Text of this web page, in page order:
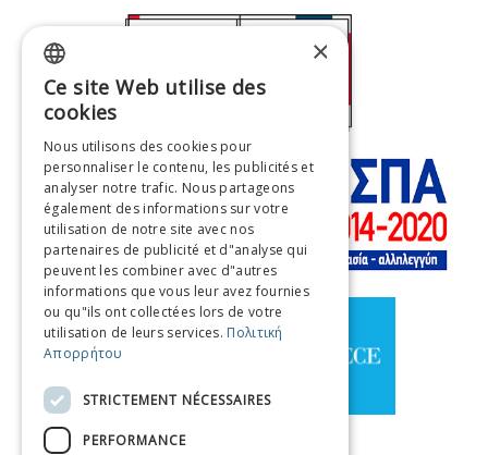
GREEK
FRENCH
ITALIAN
GERMAN
SPANISH
CHINESE (SIMPLIFIED)
CHINESE
×
Ce site Web utilise des
cookies
Nous utilisons des cookies pour
personnaliser le contenu, les publicités et
analyser notre trafic. Nous partageons
également des informations sur votre
utilisation de notre site avec nos
partenaires de publicité et d"analyse qui
peuvent les combiner avec d"autres
informations que vous leur avez fournies
ou qu"ils ont collectées lors de votre
utilisation de leurs services. Πολιτική
Απορρήτου
STRICTEMENT NÉCESSAIRES
PERFORMANCE